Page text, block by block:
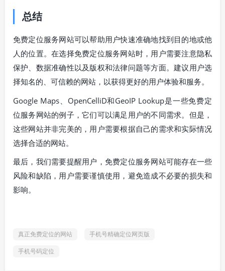
总结
免费定位服务网站可以帮助用户快速准确地找到目的地或他
人的位置。在选择免费定位服务网站时，用户需要注意隐私
保护、数据准确性以及版权和法律问题等方面。建议用户选
择知名的、可信赖的网站，以获得更好的用户体验和服务。
Google Maps、OpenCelliD和GeoIP Lookup是一些免费定
位服务网站的例子，它们可以满足用户的不同需求。但是，
这些网站并非完美的，用户需要根据自己的需求和实际情况
选择合适的网站。
最后，我们需要提醒用户，免费定位服务网站可能存在一些
风险和缺陷，用户需要谨慎使用，避免造成不必要的损失和
影响。
真正免费定位的网站
手机号精确定位网页版
手机号码定位